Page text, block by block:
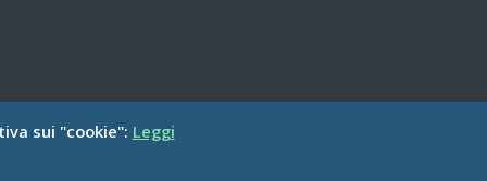
sui "cookie": Leggi